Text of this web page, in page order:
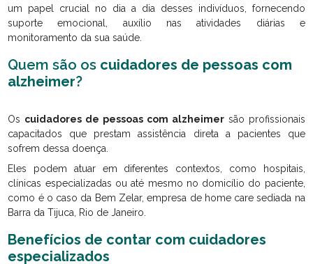
um papel crucial no dia a dia desses indivíduos, fornecendo
suporte emocional, auxílio nas atividades diárias e
monitoramento da sua saúde.
Quem são os cuidadores de pessoas com
alzheimer?
Os cuidadores de pessoas com alzheimersão profissionais
capacitados que prestam assistência direta a pacientes que
sofrem dessa doença.
Eles podem atuar em diferentes contextos, como hospitais,
clínicas especializadas ou até mesmo no domicílio do paciente,
como é o caso da Bem Zelar, empresa de home care sediada na
Barra da Tijuca, Rio de Janeiro.
Benefícios de contar com cuidadores
especializados